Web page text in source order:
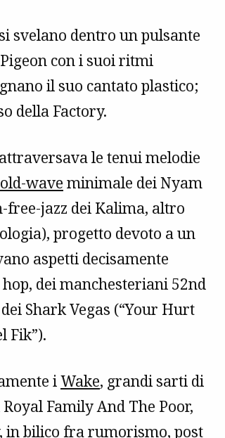
svelano dentro un pulsante
con i suoi ritmi
il suo cantato plastico;
della Factory.
le tenui melodie
wave minimale dei Nyam
free-jazz dei Kalima, altro
progetto devoto a un
aspetti decisamente
dei manchesteriani 52nd
Shark Vegas (“Your Hurt
Fik”).
iWake, grandi sarti di
Family And The Poor,
in bilico fra rumorismo, post